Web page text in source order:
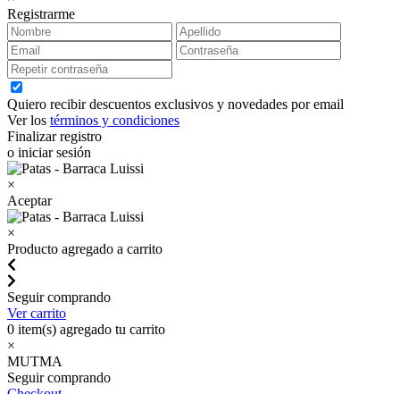
Registrarme
Quiero recibir descuentos exclusivos y novedades por email
Ver los términos y condiciones
Finalizar registro
o iniciar sesión
×
Aceptar
×
Producto agregado a carrito
Seguir comprando
Ver carrito
0 item(s) agregado tu carrito
×
MUTMA
Seguir comprando